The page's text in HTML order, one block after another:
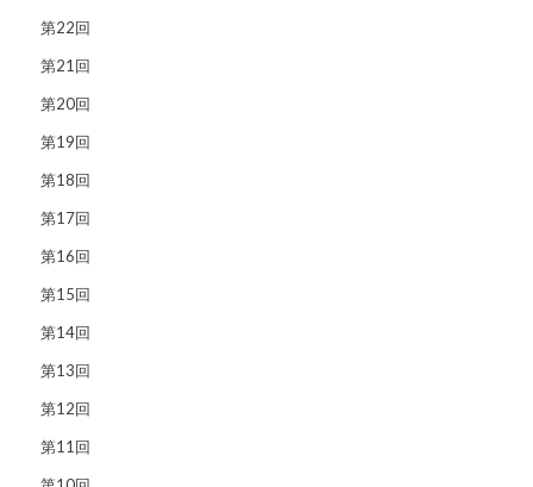
第22回
第21回
第20回
第19回
第18回
第17回
第16回
第15回
第14回
第13回
第12回
第11回